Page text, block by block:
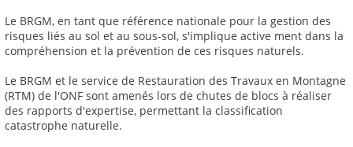
Le BRGM, en tant que référence nationale pour la gestion des
risques liés au sol et au sous-sol, s'implique active ment dans la
compréhension et la prévention de ces risques naturels.
Le BRGM et le service de Restauration des Travaux en Montagne
(RTM) de l'ONF sont amenés lors de chutes de blocs à réaliser
des rapports d'expertise, permettant la classification
catastrophe naturelle.